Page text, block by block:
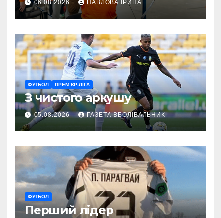
ГАРТ 2026 – як долучитися
ветеранам
06.08.2026 ПАВЛОВА ІРИНА
ФУТБОЛ ПРЕМ’ЄР-ЛІГА
З чистого аркушу
05.08.2026 ГАЗЕТА ВБОЛІВАЛЬНИК
ФУТБОЛ
Перший лідер